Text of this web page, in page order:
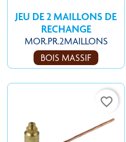
JEU DE 2 MAILLONS DE
RECHANGE
MOR.PR.2MAILLONS
BOIS MASSIF
favorite_border